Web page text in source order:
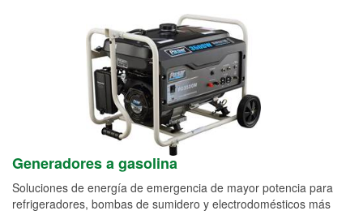
Generadores a gasolina
Soluciones de energía de emergencia de mayor potencia para
refrigeradores, bombas de sumidero y electrodomésticos más